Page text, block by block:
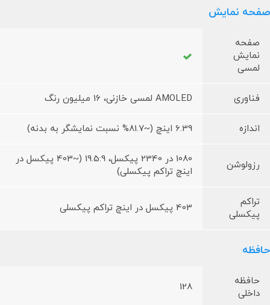
صفحه نمایش
صفحه
نمایش
لمسی
فناوری AMOLED لمسی خازنی، 16 میلیون رنگ
اندازه 6.39 اینچ (~81.7% نسبت نمایشگر به بدنه)
رزولوشن
1080 در 2340 پیکسل، 19.5:9 (~403 پیکسل در
اینچ تراکم پیکسلی)
تراکم
پیکسلی
403 پیکسل در اینچ تراکم پیکسلی
حافظه
حافظه
داخلی
128